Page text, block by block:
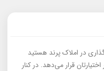
در املاک پرند هستید
قرار می‌دهد. در کنار